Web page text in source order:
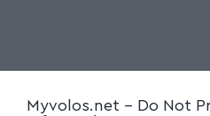
Myvolos.net - Do Not